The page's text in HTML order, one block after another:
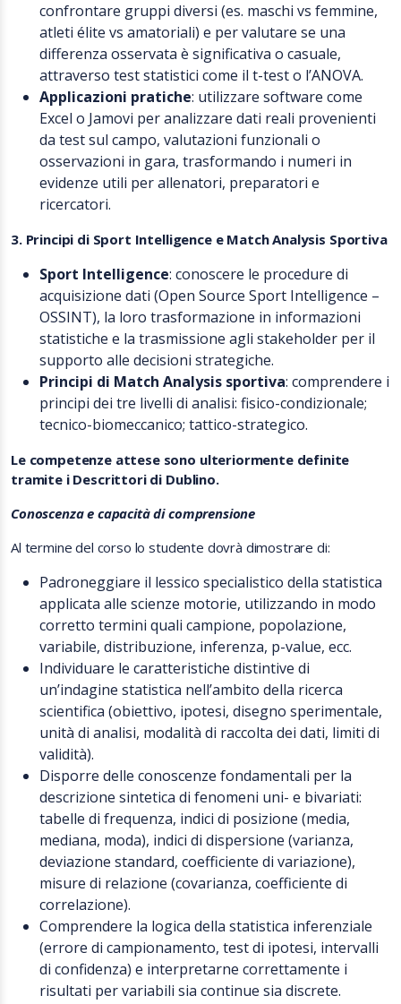
confrontare gruppi diversi (es. maschi vs femmine,
atleti élite vs amatoriali) e per valutare se una
differenza osservata è significativa o casuale,
attraverso test statistici come il t-test o l’ANOVA.
Applicazioni pratiche: utilizzare software come
Excel o Jamovi per analizzare dati reali provenienti
da test sul campo, valutazioni funzionali o
osservazioni in gara, trasformando i numeri in
evidenze utili per allenatori, preparatori e
ricercatori.
3. Principi di Sport Intelligence e Match Analysis Sportiva
Sport Intelligence: conoscere le procedure di
acquisizione dati (Open Source Sport Intelligence –
OSSINT), la loro trasformazione in informazioni
statistiche e la trasmissione agli stakeholder per il
supporto alle decisioni strategiche.
Principi di Match Analysis sportiva: comprendere i
principi dei tre livelli di analisi: fisico-condizionale;
tecnico-biomeccanico; tattico-strategico.
Le competenze attese sono ulteriormente definite
tramite i Descrittori di Dublino.
Conoscenza e capacità di comprensione
Al termine del corso lo studente dovrà dimostrare di:
Padroneggiare il lessico specialistico della statistica
applicata alle scienze motorie, utilizzando in modo
corretto termini quali campione, popolazione,
variabile, distribuzione, inferenza, p-value, ecc.
Individuare le caratteristiche distintive di
un’indagine statistica nell’ambito della ricerca
scientifica (obiettivo, ipotesi, disegno sperimentale,
unità di analisi, modalità di raccolta dei dati, limiti di
validità).
Disporre delle conoscenze fondamentali per la
descrizione sintetica di fenomeni uni- e bivariati:
tabelle di frequenza, indici di posizione (media,
mediana, moda), indici di dispersione (varianza,
deviazione standard, coefficiente di variazione),
misure di relazione (covarianza, coefficiente di
correlazione).
Comprendere la logica della statistica inferenziale
(errore di campionamento, test di ipotesi, intervalli
di confidenza) e interpretarne correttamente i
risultati per variabili sia continue sia discrete.